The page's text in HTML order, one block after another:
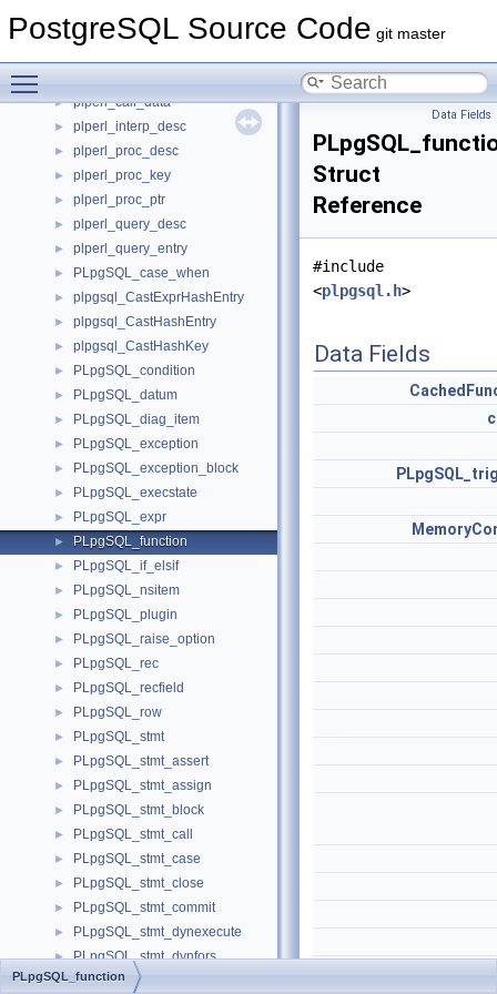
PostgreSQL Source Code git master
► PLAssignStmt
► plperl_call_data
► plperl_interp_desc
► plperl_proc_desc
► plperl_proc_key
► plperl_proc_ptr
► plperl_query_desc
► plperl_query_entry
► PLpgSQL_case_when
► plpgsql_CastExprHashEntry
► plpgsql_CastHashEntry
► plpgsql_CastHashKey
► PLpgSQL_condition
► PLpgSQL_datum
► PLpgSQL_diag_item
► PLpgSQL_exception
► PLpgSQL_exception_block
► PLpgSQL_execstate
► PLpgSQL_expr
► PLpgSQL_function
► PLpgSQL_if_elsif
► PLpgSQL_nsitem
► PLpgSQL_plugin
► PLpgSQL_raise_option
► PLpgSQL_rec
► PLpgSQL_recfield
► PLpgSQL_row
► PLpgSQL_stmt
► PLpgSQL_stmt_assert
► PLpgSQL_stmt_assign
► PLpgSQL_stmt_block
► PLpgSQL_stmt_call
► PLpgSQL_stmt_case
► PLpgSQL_stmt_close
► PLpgSQL_stmt_commit
► PLpgSQL_stmt_dynexecute
► PLpgSQL_stmt_dynfors
► PLpgSQL_stmt_execsql
Data Fields
Struct
Reference
#include
<plpgsql.h>
Data Fields
PLpgSQL_function